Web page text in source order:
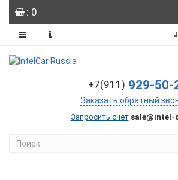
: 0
+7(911) 929-50-
Заказать обратный
Запросить счет sale@intel-